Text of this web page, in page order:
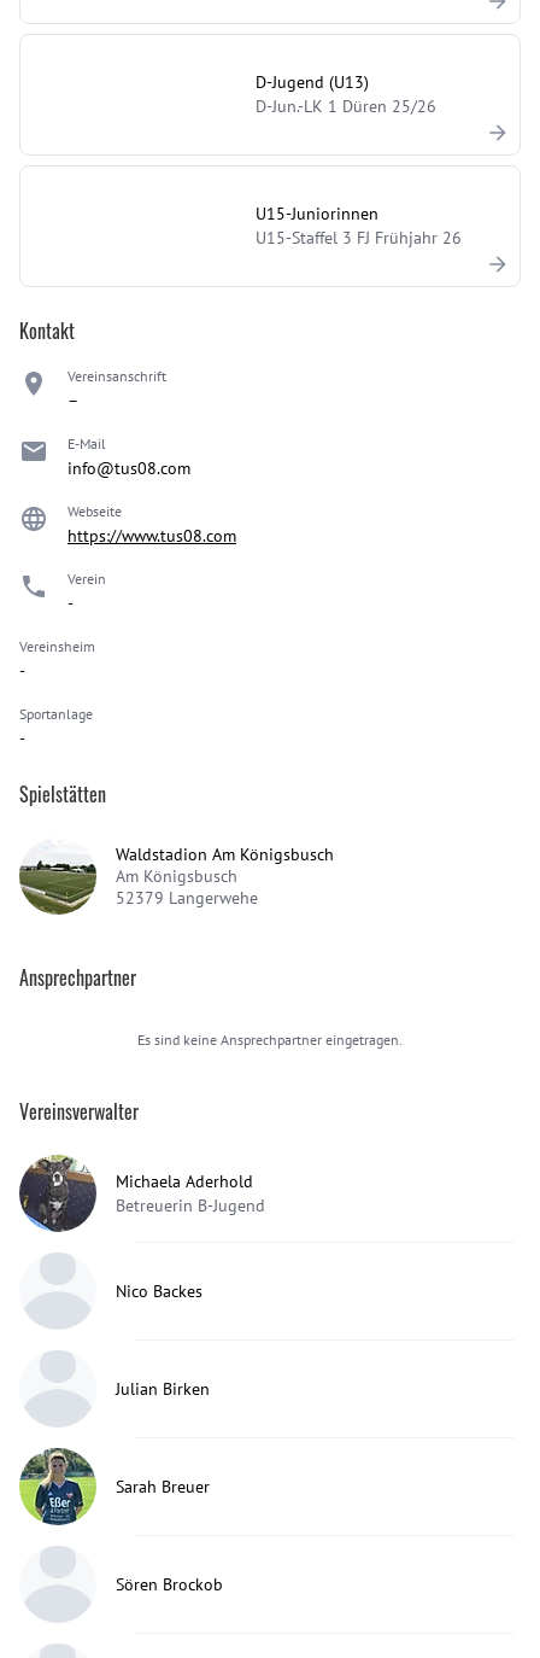
D-Jugend (U13)
D-Jun.-LK 1 Düren 25/26
U15-Juniorinnen
U15-Staffel 3 FJ Frühjahr 26
Kontakt
Vereinsanschrift
–
E-Mail
info@tus08.com
Webseite
https://www.tus08.com
Verein
-
Vereinsheim
-
Sportanlage
-
Spielstätten
Waldstadion Am Königsbusch
Am Königsbusch
52379 Langerwehe
Ansprechpartner
Es sind keine Ansprechpartner eingetragen.
Vereinsverwalter
Michaela Aderhold
Betreuerin B-Jugend
Nico Backes
Julian Birken
Sarah Breuer
Sören Brockob